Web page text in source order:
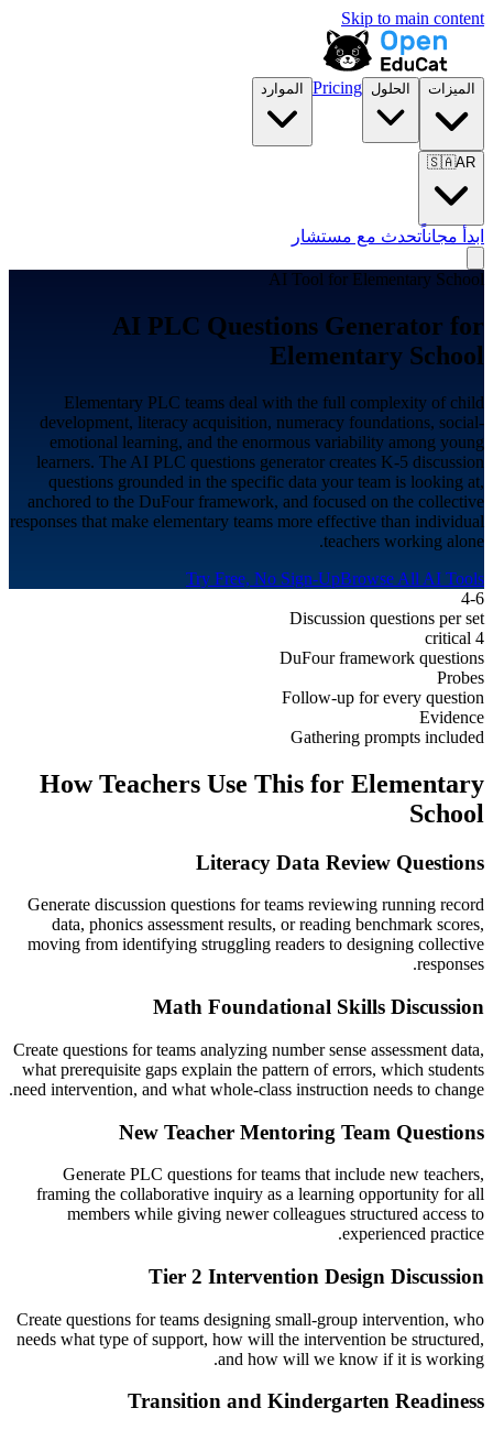
Skip to main content
الميزات الحلول Pricing الموارد
🇸🇦AR
ابدأ مجاناًتحدث مع مستشار
AI Tool for Elementary School
AI PLC Questions Generator for
Elementary School
Elementary PLC teams deal with the full complexity of child
development, literacy acquisition, numeracy foundations, social-
emotional learning, and the enormous variability among young
learners. The AI PLC questions generator creates K-5 discussion
questions grounded in the specific data your team is looking at,
anchored to the DuFour framework, and focused on the collective
responses that make elementary teams more effective than individual
teachers working alone.
Try Free, No Sign-UpBrowse All AI Tools
4-6
Discussion questions per set
4 critical
DuFour framework questions
Probes
Follow-up for every question
Evidence
Gathering prompts included
How Teachers Use This for Elementary
School
Literacy Data Review Questions
Generate discussion questions for teams reviewing running record
data, phonics assessment results, or reading benchmark scores,
moving from identifying struggling readers to designing collective
responses.
Math Foundational Skills Discussion
Create questions for teams analyzing number sense assessment data,
what prerequisite gaps explain the pattern of errors, which students
need intervention, and what whole-class instruction needs to change.
New Teacher Mentoring Team Questions
Generate PLC questions for teams that include new teachers,
framing the collaborative inquiry as a learning opportunity for all
members while giving newer colleagues structured access to
experienced practice.
Tier 2 Intervention Design Discussion
Create questions for teams designing small-group intervention, who
needs what type of support, how will the intervention be structured,
and how will we know if it is working.
Transition and Kindergarten Readiness